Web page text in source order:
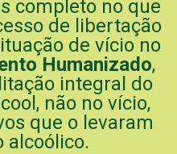
completo no que
de libertação
de vício no
Humanizado,
integral do
não no vício,
que o levaram
alcoólico.